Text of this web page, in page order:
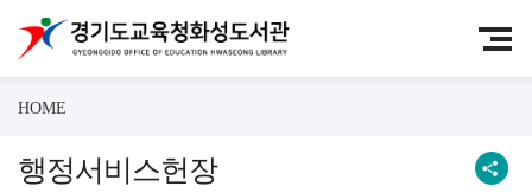
HOME
행정서비스헌장